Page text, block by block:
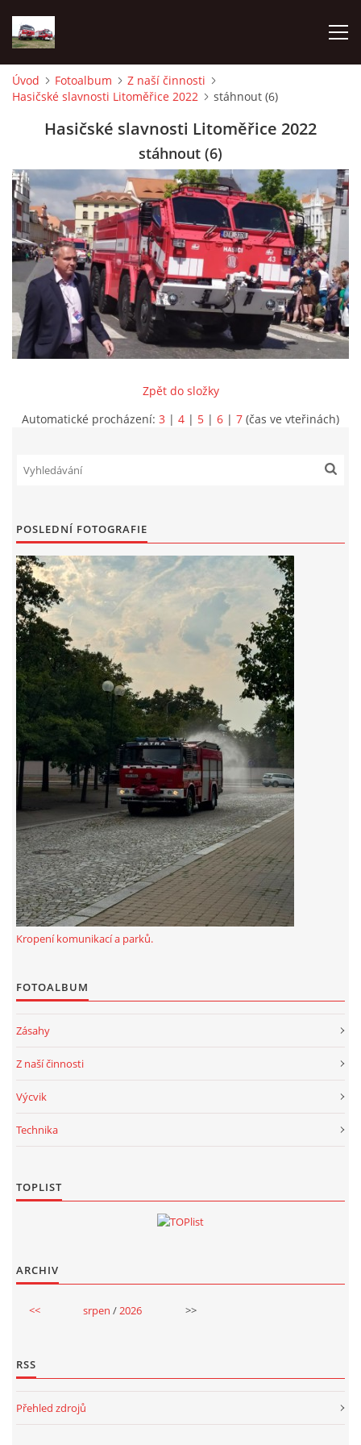
TECHNIKA
VÝCVIK JPO
ZÁSAHY
PREVENCE
SYMBOLY
Sbor dobrovolných hasičů Koterov
Koterovská náves 15
326 00 Plzeň
záznamník/fax.377443505 mob.725725474
hasicikoterov@email.cz
© 2026 eStránky.cz |RSS|WebSlice |Tisk|Aktualizováno: 4. 8. 2026
Nahoru ↑
Úvod Fotoalbum
Z naší činnosti
Hasičské slavnosti Litoměřice 2022
stáhnout (6)
Hasičské slavnosti Litoměřice 2022
stáhnout (6)
Zpět do složky
Automatické procházení: 3 | 4 | 5 | 6 | 7 (čas ve vteřinách)
POSLEDNÍ FOTOGRAFIE
Kropení komunikací a parků.
FOTOALBUM
Zásahy
Z naší činnosti
Výcvik
Technika
TOPLIST
ARCHIV
<< srpen /2026 >>
RSS
Přehled zdrojů